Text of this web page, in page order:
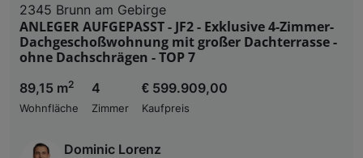
2345 Brunn am Gebirge
ANLEGER AUFGEPASST - JF2 - Exklusive 4-Zimmer-
Dachgeschoßwohnung mit großer Dachterrasse -
ohne Dachschrägen - TOP 7
89,15 m2
Wohnfläche
4
Zimmer
€ 599.909,00
Kaufpreis
Dominic Lorenz